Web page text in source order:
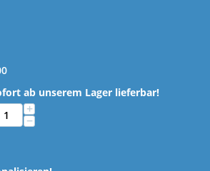
ab unserem Lager lieferbar!
+
−